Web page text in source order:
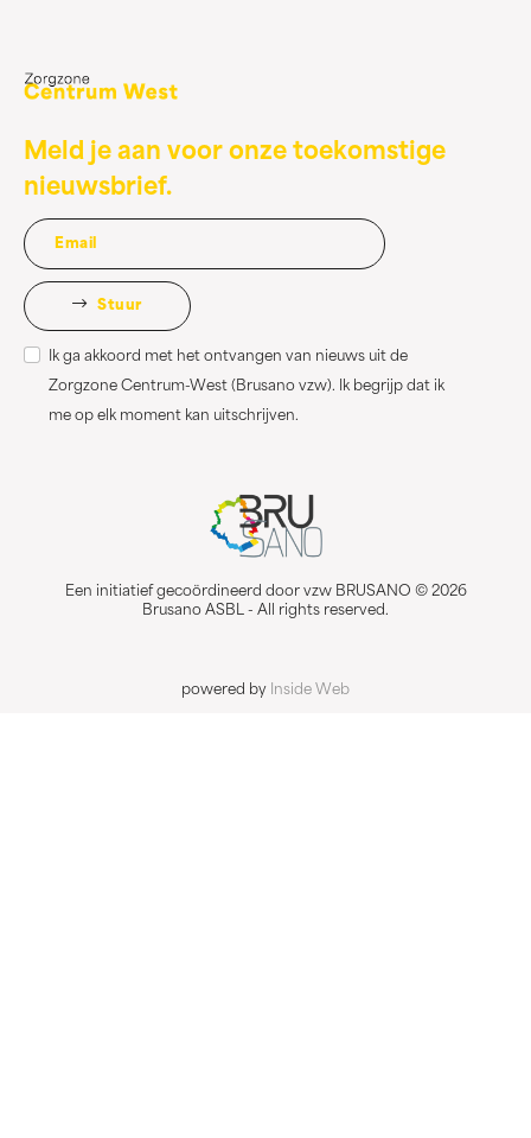
Meld je aan voor onze toekomstige
nieuwsbrief.
Stuur
Ik ga akkoord met het ontvangen van nieuws uit de
Zorgzone Centrum-West (Brusano vzw). Ik begrijp dat ik
me op elk moment kan uitschrijven.
Een initiatief gecoördineerd door vzw BRUSANO © 2026
Brusano ASBL - All rights reserved.
powered by Inside Web